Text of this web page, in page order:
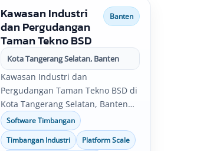
Kawasan Industri
dan Pergudangan
Taman Tekno BSD
Banten
Kota Tangerang Selatan, Banten
Kawasan Industri dan
Pergudangan Taman Tekno BSD di
Kota Tangerang Selatan, Banten
memiliki kebutuhan penimbangan
untuk pabrik, gudang, produksi,
quality control, logistik, dan
Software Timbangan
Timbangan Industri
Platform Scale